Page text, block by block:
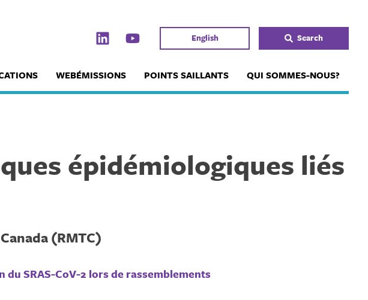
English Search
WEBÉMISSIONS POINTS SAILLANTS QUI SOMMES-NOUS?
épidémiologiques liés
(RMTC)
SRAS-CoV-2 lors de rassemblements